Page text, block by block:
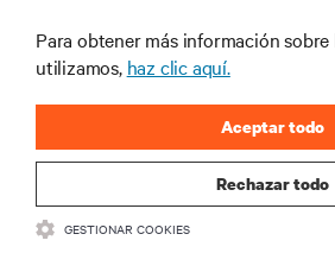
industria de
REGISTRARSE
Para obtener más información sobre
utilizamos, haz clic aquí.
Rechazar todo
Aceptar todo
GESTIONAR COOKIES